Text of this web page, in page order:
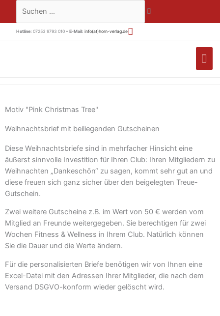
springen
Suchen …
Hotline: 07253 9793 010 • E-Mail: info(at)horn-verlag.de
Motiv "Pink Christmas Tree"
Weihnachtsbrief mit beiliegenden Gutscheinen
Diese Weihnachtsbriefe sind in mehrfacher Hinsicht eine
äußerst sinnvolle Investition für Ihren Club: Ihren Mitgliedern zu
Weihnachten „Dankeschön“ zu sagen, kommt sehr gut an und
diese freuen sich ganz sicher über den beigelegten Treue-
Gutschein.
Zwei weitere Gutscheine z.B. im Wert von 50 € werden vom
Mitglied an Freunde weitergegeben. Sie berechtigen für zwei
Wochen Fitness & Wellness in Ihrem Club. Natürlich können
Sie die Dauer und die Werte ändern.
Für die personalisierten Briefe benötigen wir von Ihnen eine
Excel-Datei mit den Adressen Ihrer Mitglieder, die nach dem
Versand DSGVO-konform wieder gelöscht wird.